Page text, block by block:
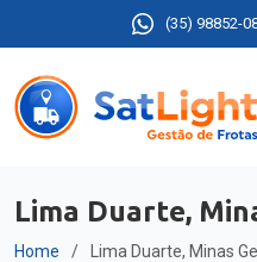
(35) 98852-
Lima Duarte,
Home Lima Duarte, Minas